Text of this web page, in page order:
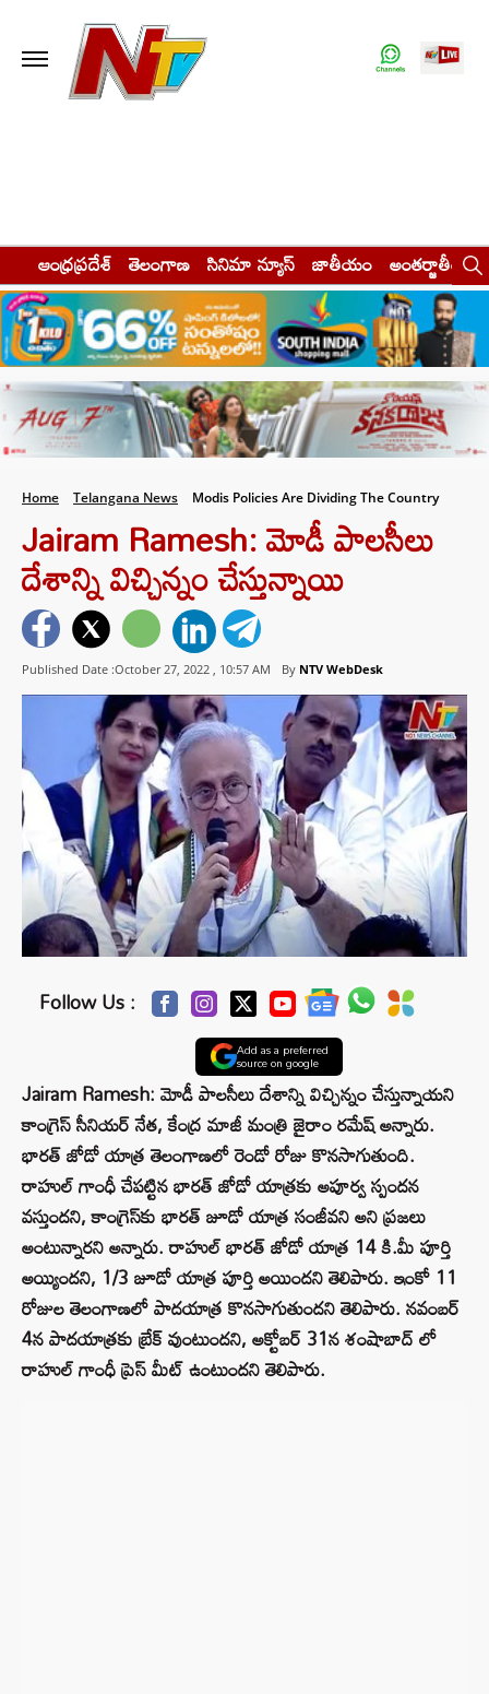
ఆంధ్రప్రదేశ్ తెలంగాణ సినిమా న్యూస్ జాతీయం అంతర్జాతీయం
Home Telangana News Modis Policies Are Dividing The Country
Jairam Ramesh: మోడీ పాలసీలు
దేశాన్ని విచ్చిన్నం చేస్తున్నాయి
Published Date :October 27, 2022 , 10:57 AM By NTV WebDesk
Follow Us :
Add as a preferred
source on google
Jairam Ramesh: మోడీ పాలసీలు దేశాన్ని విచ్చిన్నం చేస్తున్నాయని
కాంగ్రెస్‌ సీనియర్ నేత, కేంద్ర మాజీ మంత్రి జైరాం రమేష్ అన్నారు.
భారత్‌ జోడో యాత్ర తెలంగాణలో రెండో రోజు కొనసాగుతుంది.
రాహుల్‌ గాంధీ చేపట్టిన భారత్‌ జోడో యాత్రకు అపూర్వ స్పందన
వస్తుందని, కాంగ్రెస్‌కు భారత్‌ జూడో యాత్ర సంజీవని అని ప్రజలు
అంటున్నారని అన్నారు. రాహుల్‌ భారత్‌ జోడో యాత్ర 14 కి.మీ పూర్తి
అయ్యిందని, 1/3 జూడో యాత్ర పూర్తి అయిందని తెలిపారు. ఇంకో 11
రోజుల తెలంగాణలో పాదయాత్ర కొనసాగుతుందని తెలిపారు. నవంబర్
4న పాదయాత్రకు బ్రేక్ వుంటుందని, అక్టోబర్‌ 31న శంషాబాద్ లో
రాహుల్ గాంధీ ప్రెస్ మీట్ ఉంటుందని తెలిపారు.